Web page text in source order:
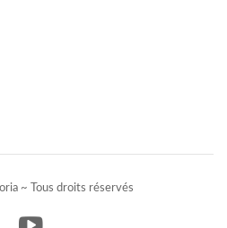
~ Tous droits réservés